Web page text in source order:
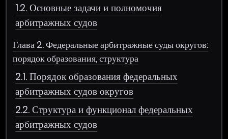
1.2. Основные задачи и полномочия
арбитражных судов
Глава 2. Федеральные арбитражные суды округов:
порядок образования, структура
2.1. Порядок образования федеральных
арбитражных судов округов
2.2. Структура и функционал федеральных
арбитражных судов